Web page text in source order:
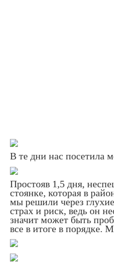
В те дни нас посетила
Простояв 1,5 дня,
стоянке, которая в
мы решили через
страх и риск, ведь он
значит может быть
все в итоге в порядке.